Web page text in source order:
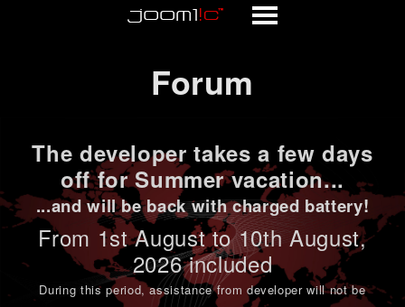
Forum
The developer takes a few days
off for Summer vacation...
...and will be back with charged battery!
From 1stAugust to 10th August,
2026 included
During this period,assistance from developer will not be